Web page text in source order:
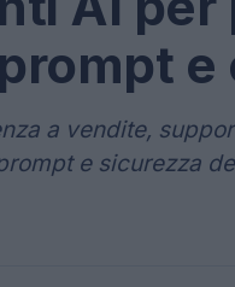
e
a vendite,
e sicurezza